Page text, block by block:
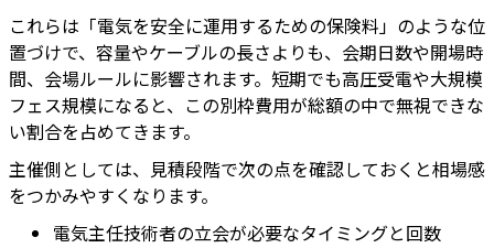
これらは「電気を安全に運用するための保険料」のような位
置づけで、容量やケーブルの長さよりも、会期日数や開場時
間、会場ルールに影響されます。短期でも高圧受電や大規模
フェス規模になると、この別枠費用が総額の中で無視できな
い割合を占めてきます。
主催側としては、見積段階で次の点を確認しておくと相場感
をつかみやすくなります。
電気主任技術者の立会が必要なタイミングと回数